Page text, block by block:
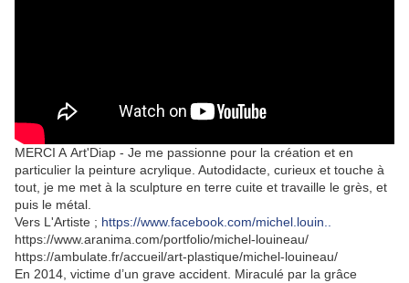
MERCI A Art'Diap - Je me passionne pour la création et en
particulier la peinture acrylique. Autodidacte, curieux et touche à
tout, je me met à la sculpture en terre cuite et travaille le grès, et
puis le métal.
Vers L'Artiste ; https://www.facebook.com/michel.louin..
https://www.aranima.com/portfolio/michel-louineau/
https://ambulate.fr/accueil/art-plastique/michel-louineau/
En 2014, victime d’un grave accident. Miraculé par la grâce